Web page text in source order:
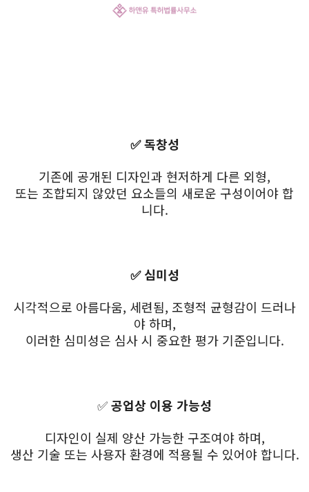
✅ 독창성
기존에 공개된 디자인과 현저하게 다른 외형,
또는 조합되지 않았던 요소들의 새로운 구성이어야 합
니다.
✅ 심미성
시각적으로 아름다움, 세련됨, 조형적 균형감이 드러나
야 하며,
이러한 심미성은 심사 시 중요한 평가 기준입니다.
✅공업상 이용 가능성
디자인이 실제 양산 가능한 구조여야 하며,
생산 기술 또는 사용자 환경에 적용될 수 있어야 합니다.